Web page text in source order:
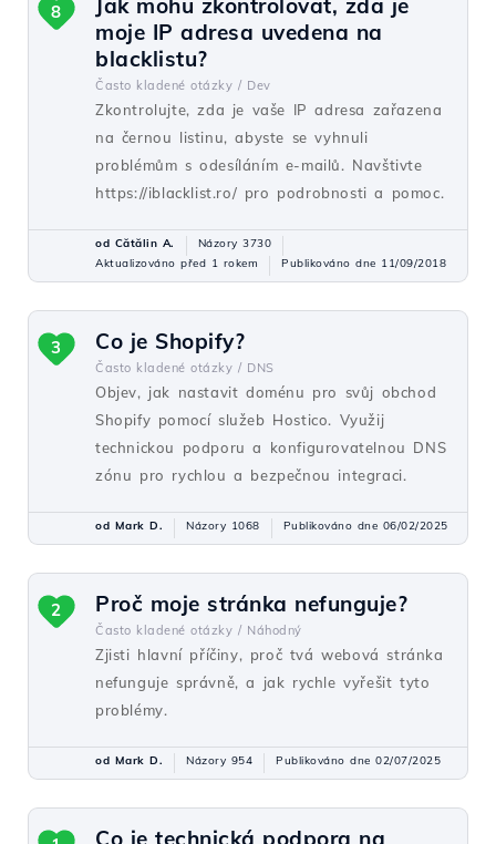
Jak mohu zkontrolovat, zda je
moje IP adresa uvedena na
blacklistu?
Často kladené otázky / Dev
Zkontrolujte, zda je vaše IP adresa zařazena
na černou listinu, abyste se vyhnuli
problémům s odesíláním e-mailů. Navštivte
https://iblacklist.ro/ pro podrobnosti a pomoc.
8
od Cătălin A.
Názory 3730
Aktualizováno před 1 rokem
Publikováno dne 11/09/2018
Co je Shopify?
Často kladené otázky / DNS
Objev, jak nastavit doménu pro svůj obchod
Shopify pomocí služeb Hostico. Využij
technickou podporu a konfigurovatelnou DNS
zónu pro rychlou a bezpečnou integraci.
3
od Mark D. Názory 1068 Publikováno dne 06/02/2025
Proč moje stránka nefunguje?
Často kladené otázky / Náhodný
Zjisti hlavní příčiny, proč tvá webová stránka
nefunguje správně, a jak rychle vyřešit tyto
problémy.
2
od Mark D. Názory 954 Publikováno dne 02/07/2025
Co je technická podpora na